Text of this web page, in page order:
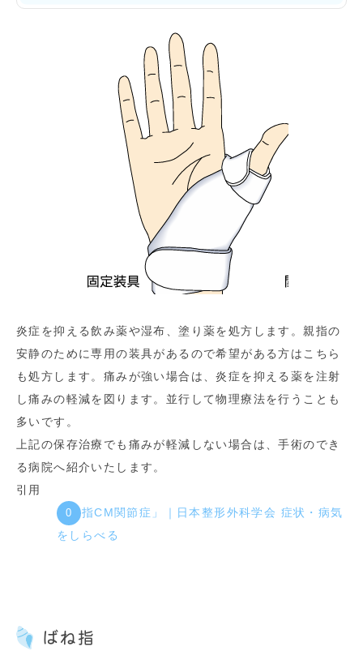
炎症を抑える飲み薬や湿布、塗り薬を処方します。親指の
安静のために専用の装具があるので希望がある方はこちら
も処方します。痛みが強い場合は、炎症を抑える薬を注射
し痛みの軽減を図ります。並行して物理療法を行うことも
多いです。
上記の保存治療でも痛みが軽減しない場合は、手術のでき
る病院へ紹介いたします。
引用
「母指CM関節症」｜日本整形外科学会 症状・病気
をしらべる
ばね指